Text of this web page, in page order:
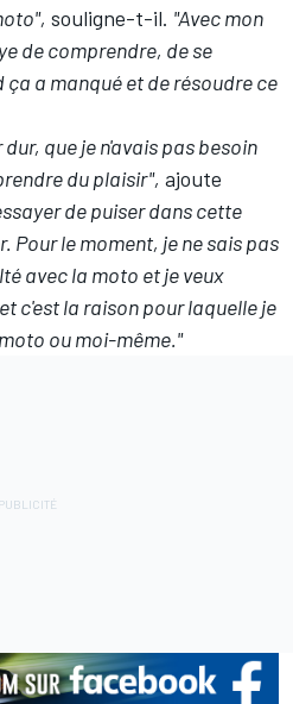
souligne-t-il. "Avec mon
de comprendre, de se
a manqué et de résoudre ce
que je n'avais pas besoin
du plaisir", ajoute
de puiser dans cette
Pour le moment, je ne sais pas
avec la moto et je veux
c'est la raison pour laquelle je
ou moi-même."